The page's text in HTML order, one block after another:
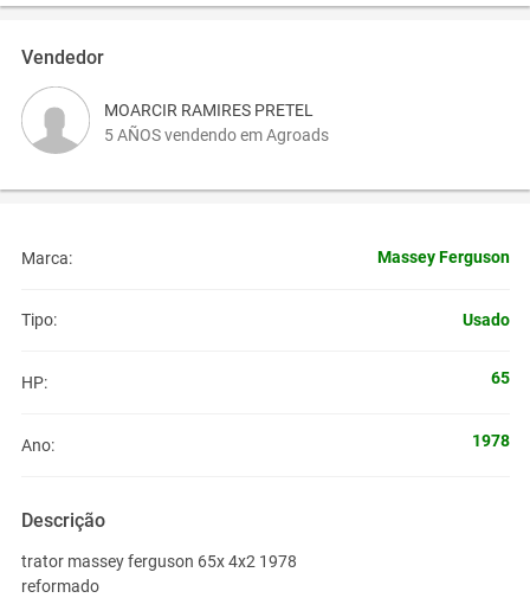
Vendedor
MOARCIR RAMIRES PRETEL
5 AÑOS vendendo em Agroads
Marca: Massey Ferguson
Tipo: Usado
HP: 65
Ano: 1978
Descrição
trator massey ferguson 65x 4x2 1978
reformado